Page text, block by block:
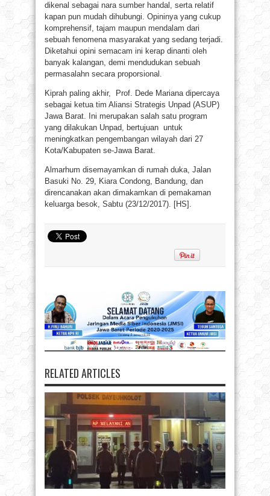
dikenal sebagai nara sumber handal, serta relatif
kapan pun mudah dihubungi. Opininya yang cukup
komprehensif, tajam maupun mendalam dari
sebuah fenomena masyarakat yang sedang terjadi.
Diketahui opini semacam ini kerap dinanti oleh
banyak kalangan, demi mendudukan sebuah
permasalahn secara proporsional.
Kiprah paling akhir, Prof. Dede Mariana dipercaya
sebagai ketua tim Aliansi Strategis Unpad (ASUP)
Jawa Barat. Ini merupakan salah satu program
yang dilakukan Unpad, bertujuan untuk
meningkatkan pengembangan wilayah dari 27
Kota/Kabupaten se-Jawa Barat.
Almarhum disemayamkan di rumah duka, Jalan
Basuki No. 29, Kiara Condong, Bandung, dan
direncanakan akan dimakamkan di pemakaman
keluarga besok, Sabtu (23/12/2017). [HS].
RELATED ARTICLES